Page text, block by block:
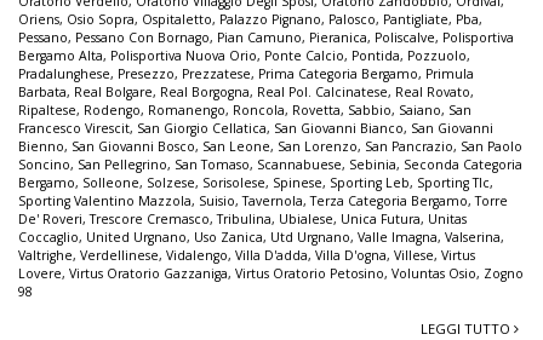
Oriens, Osio Sopra, Ospitaletto, Palazzo Pignano, Palosco, Pantigliate, Pba,
Pessano, Pessano Con Bornago, Pian Camuno, Pieranica, Poliscalve, Polisportiva
Bergamo Alta, Polisportiva Nuova Orio, Ponte Calcio, Pontida, Pozzuolo,
Pradalunghese, Presezzo, Prezzatese, Prima Categoria Bergamo, Primula
Barbata, Real Bolgare, Real Borgogna, Real Pol. Calcinatese, Real Rovato,
Ripaltese, Rodengo, Romanengo, Roncola, Rovetta, Sabbio, Saiano, San
Francesco Virescit, San Giorgio Cellatica, San Giovanni Bianco, San Giovanni
Bienno, San Giovanni Bosco, San Leone, San Lorenzo, San Pancrazio, San Paolo
Soncino, San Pellegrino, San Tomaso, Scannabuese, Sebinia, Seconda Categoria
Bergamo, Solleone, Solzese, Sorisolese, Spinese, Sporting Leb, Sporting Tlc,
Sporting Valentino Mazzola, Suisio,Tavernola,Terza Categoria Bergamo,Torre
De' Roveri,Trescore Cremasco,Tribulina, Ubialese, Unica Futura, Unitas
Coccaglio, United Urgnano, Uso Zanica, Utd Urgnano, Valle Imagna, Valserina,
Valtrighe, Verdellinese, Vidalengo, Villa D'adda, Villa D'ogna, Villese, Virtus
Lovere, Virtus Oratorio Gazzaniga, Virtus Oratorio Petosino, Voluntas Osio, Zogno
98
LEGGI TUTTO